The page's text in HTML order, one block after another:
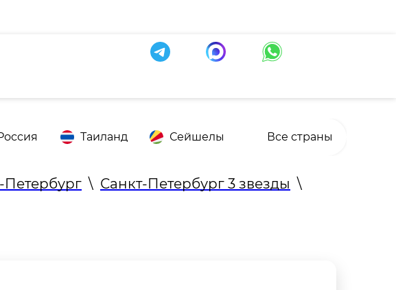
Таиланд Сейшелы Все страны
Петербург \ Санкт-Петербург 3 звезды \